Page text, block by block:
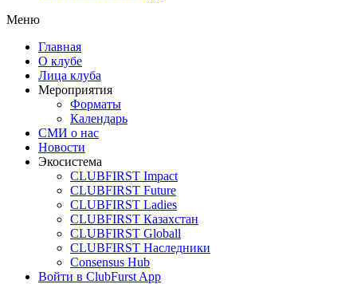
Меню
Главная
О клубе
Лица клуба
Мероприятия
Форматы
Календарь
СМИ о нас
Новости
Экосистема
CLUBFIRST Impact
CLUBFIRST Future
CLUBFIRST Ladies
CLUBFIRST Казахстан
CLUBFIRST Globall
CLUBFIRST Наследники
Consensus Hub
Войти в ClubFurst App